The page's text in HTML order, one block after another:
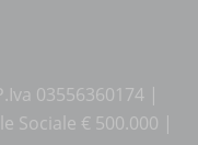
03556360174 |
Sociale € 500.000 |